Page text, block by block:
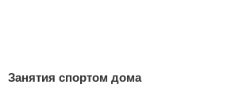
Занятия спортом дома